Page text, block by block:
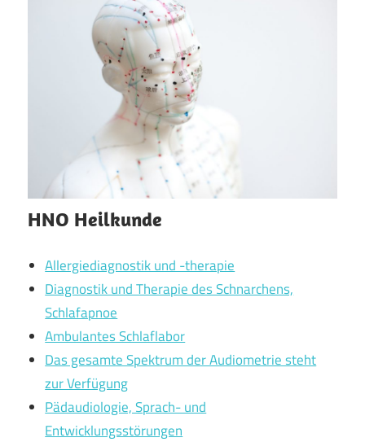
HNO Heilkunde
Allergiediagnostik und -therapie
Diagnostik und Therapie des Schnarchens,
Schlafapnoe
Ambulantes Schlaflabor
Das gesamte Spektrum der Audiometrie steht
zur Verfügung
Pädaudiologie, Sprach- und
Entwicklungsstörungen